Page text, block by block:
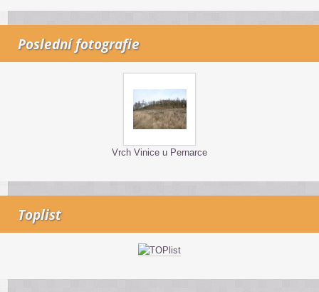
Poslední fotografie
Vrch Vinice u Pernarce
Toplist